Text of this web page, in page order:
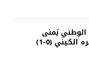
الوطني يُمنى
الكيني (0-1)